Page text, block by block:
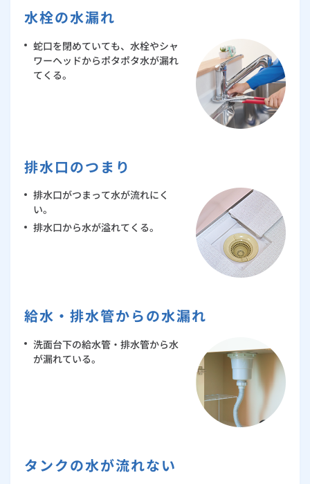
その他サービス
優待・割引サービス
水栓の水漏れ
蛇口を閉めていても、水栓やシャ
ワーヘッドからポタポタ水が漏れ
てくる。
排水口のつまり
排水口がつまって水が流れにく
い。
排水口から水が溢れてくる。
給水・排水管からの水漏れ
洗面台下の給水管・排水管から水
が漏れている。
タンクの水が流れない